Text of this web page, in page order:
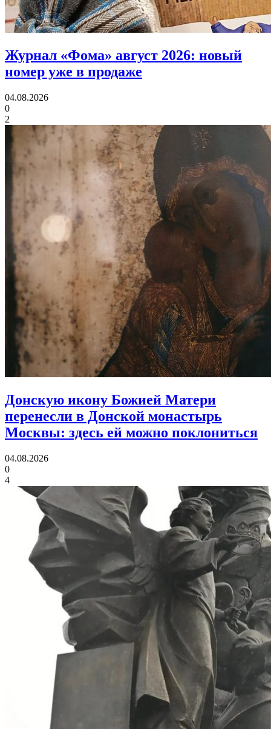
Журнал «Фома» август 2026: новый
номер уже в продаже
04.08.2026
0
2
Донскую икону Божией Матери
перенесли в Донской монастырь
Москвы: здесь ей можно поклониться
04.08.2026
0
4